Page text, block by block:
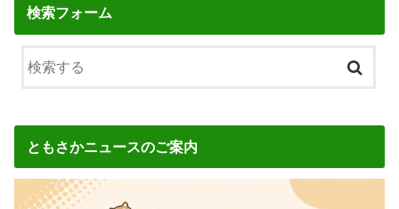
検索フォーム
ともさかニュースのご案内